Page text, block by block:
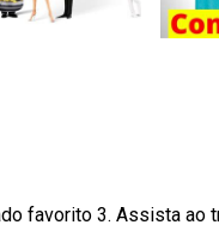
favorito 3. Assista